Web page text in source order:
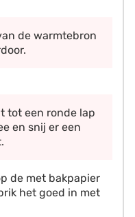
de warmtebron
tot een ronde lap
en snij er een
de met bakpapier
het goed in met